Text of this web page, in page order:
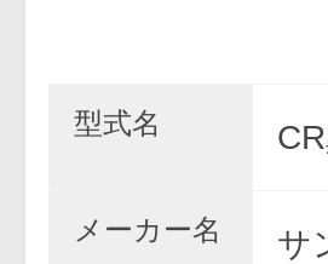
型式名
メーカー名
サ